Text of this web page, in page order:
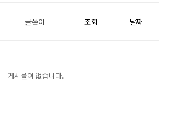
글쓴이 조회 날짜
게시물이 없습니다.